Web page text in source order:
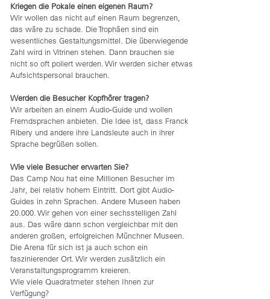
Kriegen die Pokale einen eigenen Raum?
Wir wollen das nicht auf einen Raum begrenzen,
das wäre zu schade. Die Trophäen sind ein
wesentliches Gestaltungsmittel. Die überwiegende
Zahl wird in Vitrinen stehen. Dann brauchen sie
nicht so oft poliert werden. Wir werden sicher etwas
Aufsichtspersonal brauchen.
Werden die Besucher Kopfhörer tragen?
Wir arbeiten an einem Audio-Guide und wollen
Fremdsprachen anbieten. Die Idee ist, dass Franck
Ribery und andere ihre Landsleute auch in ihrer
Sprache begrüßen sollen.
Wie viele Besucher erwarten Sie?
Das Camp Nou hat eine Millionen Besucher im
Jahr, bei relativ hohem Eintritt. Dort gibt Audio-
Guides in zehn Sprachen. Andere Museen haben
20.000. Wir gehen von einer sechsstelligen Zahl
aus. Das wäre dann schon vergleichbar mit den
anderen großen, erfolgreichen Münchner Museen.
Die Arena für sich ist ja auch schon ein
faszinierender Ort. Wir werden zusätzlich ein
Veranstaltungsprogramm kreieren.
Wie viele Quadratmeter stehen Ihnen zur
Verfügung?